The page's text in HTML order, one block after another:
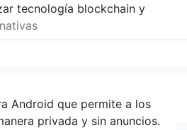
tecnología blockchain y
Android que permite a los
privada y sin anuncios.